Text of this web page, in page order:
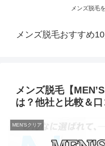
メンズ脱毛
メンズ脱毛おすすめ
メンズ脱毛【
は？他社と比較＆
MEN'Sクリア